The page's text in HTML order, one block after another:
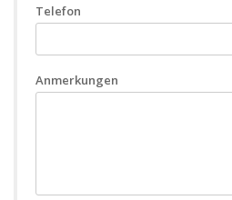
Telefon
Anmerkungen